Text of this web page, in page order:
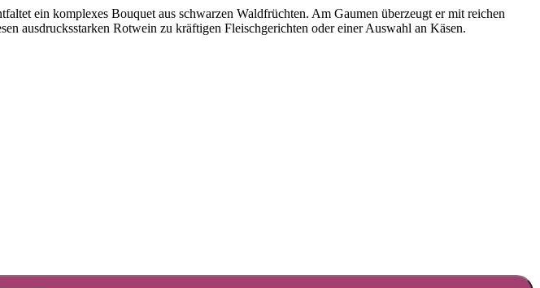
ein komplexes Bouquet aus schwarzen Waldfrüchten. Am Gaumen überzeugt er mit reichen
ausdrucksstarken Rotwein zu kräftigen Fleischgerichten oder einer Auswahl an Käsen.